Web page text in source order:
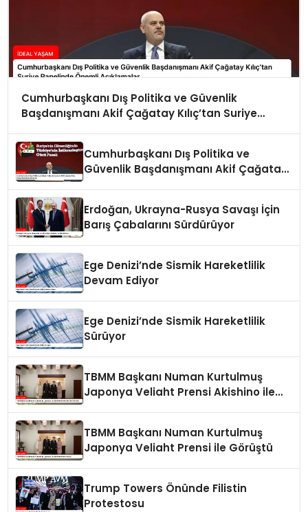
Cumhurbaşkanı Dış Politika ve Güvenlik
Başdanışmanı Akif Çağatay Kılıç’tan Suriye
Cumhurbaşkanı Dış Politika ve
Güvenlik Başdanışmanı Akif Çağatay
Erdoğan, Ukrayna-Rusya Savaşı İçin
Barış Çabalarını Sürdürüyor
Ege Denizi’nde Sismik Hareketlilik
Devam Ediyor
Ege Denizi’nde Sismik Hareketlilik
Sürüyor
TBMM Başkanı Numan Kurtulmuş
Japonya Veliaht Prensi Akishino ile
TBMM Başkanı Numan Kurtulmuş
Japonya Veliaht Prensi ile Görüştü
Trump Towers Önünde Filistin
Protestosu